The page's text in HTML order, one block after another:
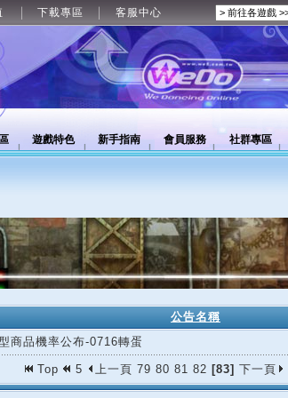
下載專區 客服中心
遊戲特色 新手指南 會員服務 社群專區
公告名稱
商品機率公布-0716轉蛋
Top 5 上一頁 79 80 81 82 [83] 下一頁